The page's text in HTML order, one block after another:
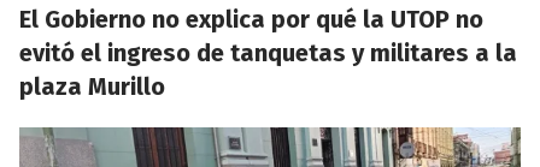
El Gobierno no explica por qué la UTOP no
evitó el ingreso de tanquetas y militares a la
plaza Murillo